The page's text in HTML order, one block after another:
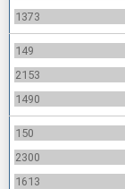
1373
149
2153
1490
150
2300
1613